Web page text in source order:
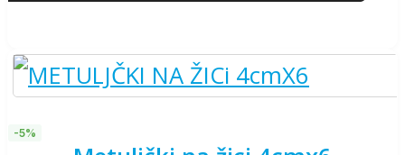
14,64 €.
-5%